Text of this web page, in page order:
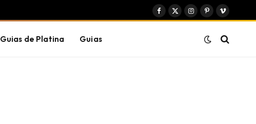
Facebook
X
Instagram
PinterestVimeo
Guias de Platina Guias